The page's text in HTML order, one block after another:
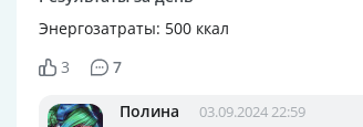
Энергозатраты: 500 ккал
3
7
Полина 03.09.2024 22:59